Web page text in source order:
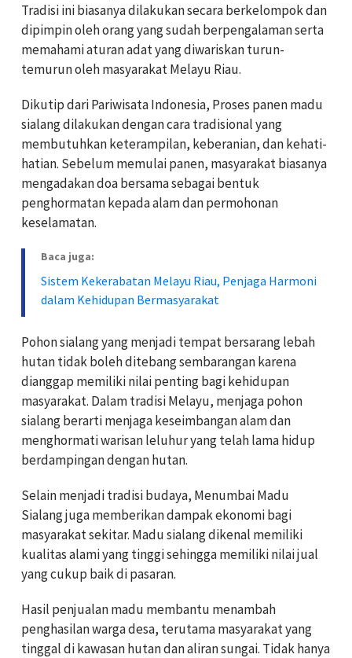
Tradisi ini biasanya dilakukan secara berkelompok dan
dipimpin oleh orang yang sudah berpengalaman serta
memahami aturan adat yang diwariskan turun-
temurun oleh masyarakat Melayu Riau.
Dikutip dari Pariwisata Indonesia, Proses panen madu
sialang dilakukan dengan cara tradisional yang
membutuhkan keterampilan, keberanian, dan kehati-
hatian. Sebelum memulai panen, masyarakat biasanya
mengadakan doa bersama sebagai bentuk
penghormatan kepada alam dan permohonan
keselamatan.
Baca juga:
Sistem Kekerabatan Melayu Riau, Penjaga Harmoni
dalam Kehidupan Bermasyarakat
Pohon sialang yang menjadi tempat bersarang lebah
hutan tidak boleh ditebang sembarangan karena
dianggap memiliki nilai penting bagi kehidupan
masyarakat. Dalam tradisi Melayu, menjaga pohon
sialang berarti menjaga keseimbangan alam dan
menghormati warisan leluhur yang telah lama hidup
berdampingan dengan hutan.
Selain menjadi tradisi budaya, Menumbai Madu
Sialang juga memberikan dampak ekonomi bagi
masyarakat sekitar. Madu sialang dikenal memiliki
kualitas alami yang tinggi sehingga memiliki nilai jual
yang cukup baik di pasaran.
Hasil penjualan madu membantu menambah
penghasilan warga desa, terutama masyarakat yang
tinggal di kawasan hutan dan aliran sungai. Tidak hanya